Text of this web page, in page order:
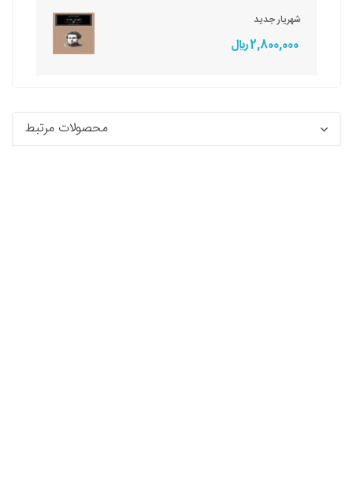
شهریار جدید
2,800,000 ريال
محصولات مرتبط